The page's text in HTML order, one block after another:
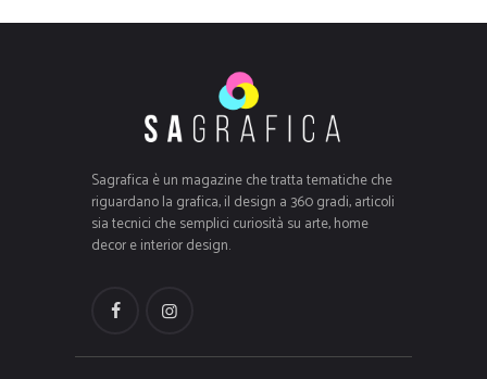
Sagrafica è un magazine che tratta tematiche che
riguardano la grafica, il design a 360 gradi, articoli
sia tecnici che semplici curiosità su arte, home
decor e interior design.